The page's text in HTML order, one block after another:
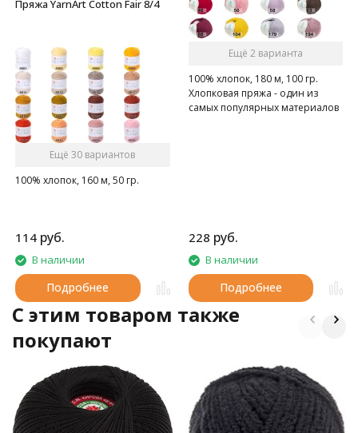
Пряжа YarnArt Cotton Fair 8/4
Ещё 30 вариантов
100% хлопок, 160 м, 50 гр.
114 руб.
В наличии
Подробнее
Ещё 2 варианта
100% хлопок, 180 м, 100 гр.
Хлопковая пряжа - один из
самых популярных материалов
228 руб.
В наличии
Подробнее
C этим товаром также
покупают